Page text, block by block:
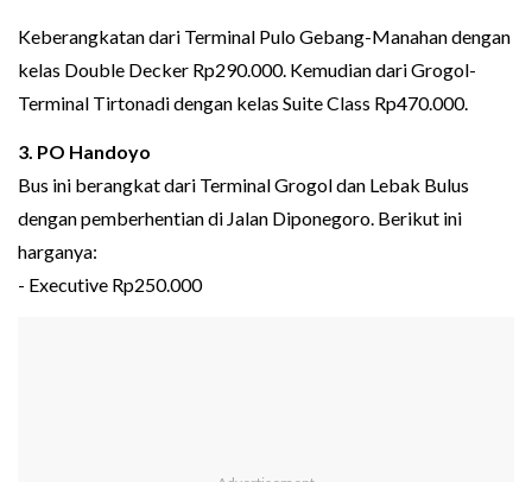
Keberangkatan dari Terminal Pulo Gebang-Manahan dengan
kelas Double Decker Rp290.000. Kemudian dari Grogol-
Terminal Tirtonadi dengan kelas Suite Class Rp470.000.
3. PO Handoyo
Bus ini berangkat dari Terminal Grogol dan Lebak Bulus
dengan pemberhentian di Jalan Diponegoro. Berikut ini
harganya:
- Executive Rp250.000